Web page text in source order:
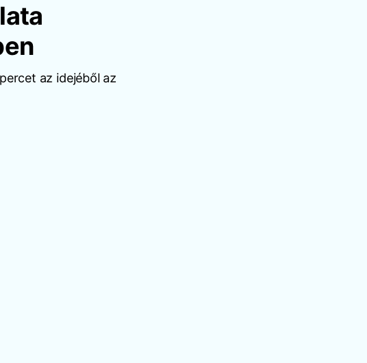
az idejéből az